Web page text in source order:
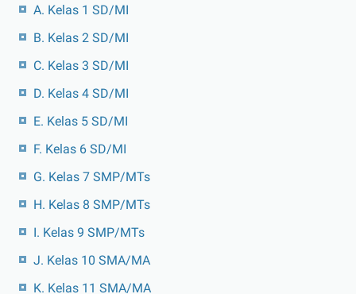
A. Kelas 1 SD/MI
B. Kelas 2 SD/MI
C. Kelas 3 SD/MI
D. Kelas 4 SD/MI
E. Kelas 5 SD/MI
F. Kelas 6 SD/MI
G. Kelas 7 SMP/MTs
H. Kelas 8 SMP/MTs
I. Kelas 9 SMP/MTs
J. Kelas 10 SMA/MA
K. Kelas 11 SMA/MA